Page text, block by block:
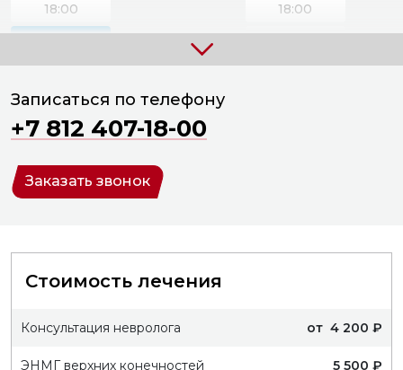
18:00
20:00
18:00
20:00
Записаться по телефону
+7 812 407-18-00
Заказать звонок
Стоимость лечения
Консультация невролога от 4 200 ₽
ЭНМГ верхних конечностей 5 500 ₽